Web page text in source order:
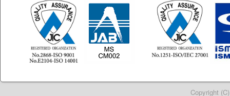
Copyright